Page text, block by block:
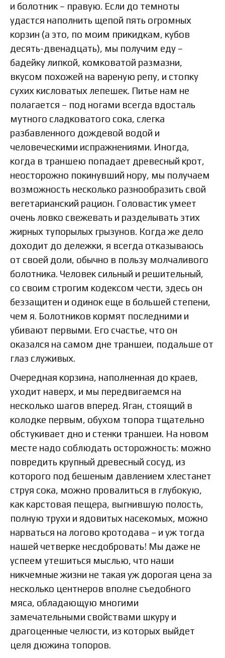
и болотник – правую. Если до темноты
удастся наполнить щепой пять огромных
корзин (а это, по моим прикидкам, кубов
десять-двенадцать), мы получим еду –
бадейку липкой, комковатой размазни,
вкусом похожей на вареную репу, и стопку
сухих кисловатых лепешек. Питье нам не
полагается – под ногами всегда вдосталь
мутного сладковатого сока, слегка
разбавленного дождевой водой и
человеческими испражнениями. Иногда,
когда в траншею попадает древесный крот,
неосторожно покинувший нору, мы получаем
возможность несколько разнообразить свой
вегетарианский рацион. Головастик умеет
очень ловко свежевать и разделывать этих
жирных тупорылых грызунов. Когда же дело
доходит до дележки, я всегда отказываюсь
от своей доли, обычно в пользу молчаливого
болотника. Человек сильный и решительный,
со своим строгим кодексом чести, здесь он
беззащитен и одинок еще в большей степени,
чем я. Болотников кормят последними и
убивают первыми. Его счастье, что он
оказался на самом дне траншеи, подальше от
глаз служивых.
Очередная корзина, наполненная до краев,
уходит наверх, и мы передвигаемся на
несколько шагов вперед. Яган, стоящий в
колодке первым, обухом топора тщательно
обстукивает дно и стенки траншеи. На новом
месте надо соблюдать осторожность: можно
повредить крупный древесный сосуд, из
которого под бешеным давлением хлестанет
струя сока, можно провалиться в глубокую,
как карстовая пещера, выгнившую полость,
полную трухи и ядовитых насекомых, можно
нарваться на логово кротодава – и уж тогда
нашей четверке несдобровать! Мы даже не
успеем утешиться мыслью, что наши
никчемные жизни не такая уж дорогая цена за
несколько центнеров вполне съедобного
мяса, обладающую многими
замечательными свойствами шкуру и
драгоценные челюсти, из которых выйдет
целя дюжина топоров.